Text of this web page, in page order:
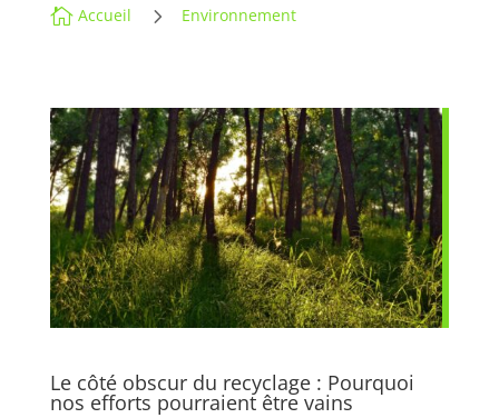
 Accueil 5 Environnement
Le côté obscur du recyclage : Pourquoi
nos efforts pourraient être vains